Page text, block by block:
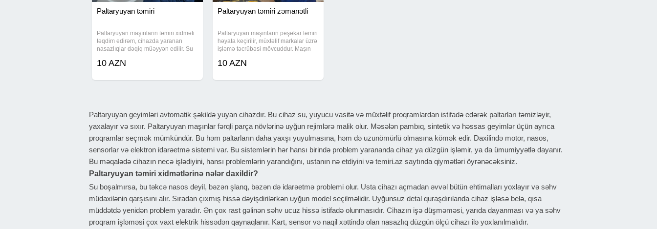
Paltaryuyan təmiri
Paltaryuyan maşınların təmiri xidməti
təqdim edirəm, cihazda yaranan
nasazlıqlar dəqiq müəyyən edilir. Su
keyfiyyətinin aşağı düşməsi kimi
Xidmətin
10 AZN
Paltaryuyan təmiri zəmanətli
Paltaryuyan maşınların peşəkar təmiri
həyata keçirilir, müxtəlif markalar üzrə
işləmə təcrübəsi mövcuddur. Maşın
səs verirsə, səbəb balans və ya
10 AZN
Paltaryuyan geyimləri avtomatik şəkildə yuyan cihazdır. Bu cihaz su, yuyucu vasitə və müxtəlif proqramlardan istifadə edərək paltarları təmizləyir,
yaxalayır və sıxır. Paltaryuyan maşınlar fərqli parça növlərinə uyğun rejimlərə malik olur. Məsələn pambıq, sintetik və həssas geyimlər üçün ayrıca
proqramlar seçmək mümkündür. Bu həm paltarların daha yaxşı yuyulmasına, həm də uzunömürlü olmasına kömək edir. Daxilində motor, nasos,
sensorlar və elektron idarəetmə sistemi var. Bu sistemlərin hər hansı birində problem yarananda cihaz ya düzgün işləmir, ya da ümumiyyətlə dayanır.
Bu məqalədə cihazın necə işlədiyini, hansı problemlərin yarandığını, ustanın nə etdiyini və temiri.az saytında qiymətləri öyrənəcəksiniz.
Paltaryuyan təmiri xidmətlərinə nələr daxildir?
Su boşalmırsa, bu təkcə nasos deyil, bəzən şlanq, bəzən də idarəetmə problemi olur. Usta cihazı açmadan əvvəl bütün ehtimalları yoxlayır və səhv
müdaxilənin qarşısını alır. Sıradan çıxmış hissə dəyişdirilərkən uyğun model seçilməlidir. Uyğunsuz detal quraşdırılanda cihaz işləsə belə, qısa
müddətdə yenidən problem yaradır. Ən çox rast gəlinən səhv ucuz hissə istifadə olunmasıdır. Cihazın işə düşməməsi, yarıda dayanması və ya səhv
proqram işləməsi çox vaxt elektrik hissədən qaynaqlanır. Kart, sensor və naqil xəttində olan nasazlıq düzgün ölçü cihazı ilə yoxlanılmalıdır.